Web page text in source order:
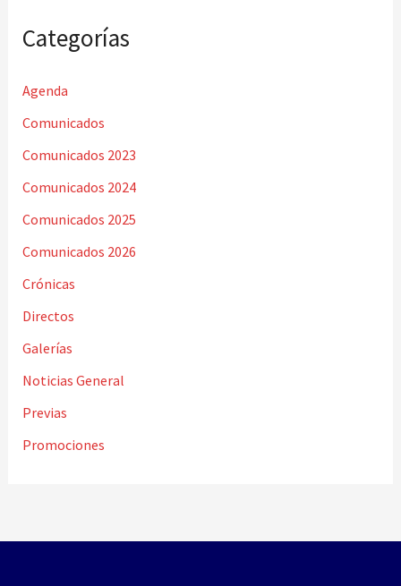
Categorías
Agenda
Comunicados
Comunicados 2023
Comunicados 2024
Comunicados 2025
Comunicados 2026
Crónicas
Directos
Galerías
Noticias General
Previas
Promociones